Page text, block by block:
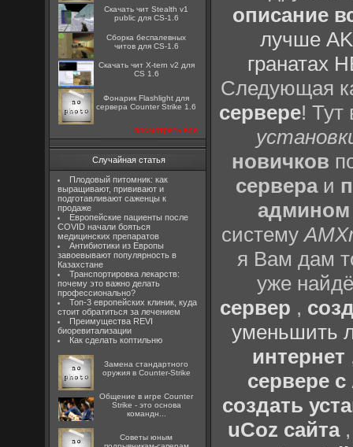
Скачать чит Stealth v1
public для CS-1.6
Сборка беспалевных
читов для CS-1.6
Скачать чит X-tern v2 для
CS 1.6
Фонарик Flashlight для
сервера Counter Strike 1.6
посмотреть все
Случайная статья
Плодовый питомник: как
выращивают, прививают и
подготавливают саженцы к
продаже
Европейские пациенты после
COVID начали бояться
медицинских препаратов
Антибиотики из Европы
завоевывают популярность в
Казахстане
Транспортировка лекарств:
почему это важно делать
профессионально?
Топ-3 европейских клиник, куда
стоит обратиться за лечением
Преимущества REVI
биоревитализации
Как сделать коптильню
Замена стандартного
оружия в Counter-Strike
Общение в игре Counter
Strike - это основа
командн...
Советы юным
описание
лучше
гранатах
Следующая
сервере! Тут
новичков
сервераи
админом
систему
я Вам дам
уже
сервер ,
уменьшить
интернет
сервере
создать
uCoz сайта